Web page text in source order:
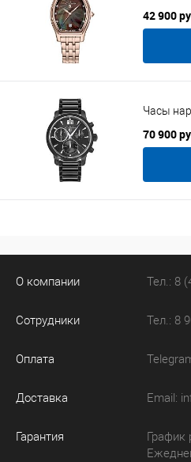
42 900
Часы
70 900
О компании
Сотрудники
Оплата
Доставка
Гарантия
Тел.: 8
Тел.: 8
Email:
График